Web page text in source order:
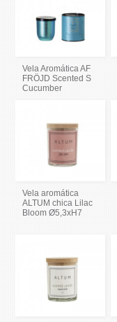
Vela Aromática AF
FRÖJD Scented S
Cucumber
Vela aromática
ALTUM chica Lilac
Bloom Ø5,3xH7